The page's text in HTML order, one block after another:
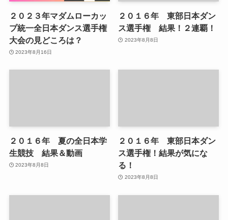
２０２３年マダムローカッ
プ統一全日本ダンス選手権
大会の見どころは？
2023年8月16日
２０１６年 東部日本ダン
ス選手権 結果！２連覇！
2023年8月8日
２０１６年 夏の全日本学
生競技 結果＆動画
2023年8月8日
２０１６年 東部日本ダン
ス選手権！結果が気にな
る！
2023年8月8日